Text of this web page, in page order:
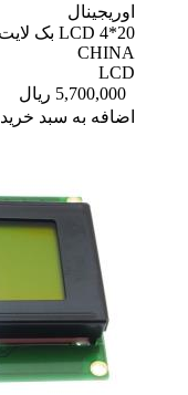
اوریجینال
LCD 4*20 بک لایت آبی
CHINA
LCD
5,700,000 ریال
اضافه به سبد خرید